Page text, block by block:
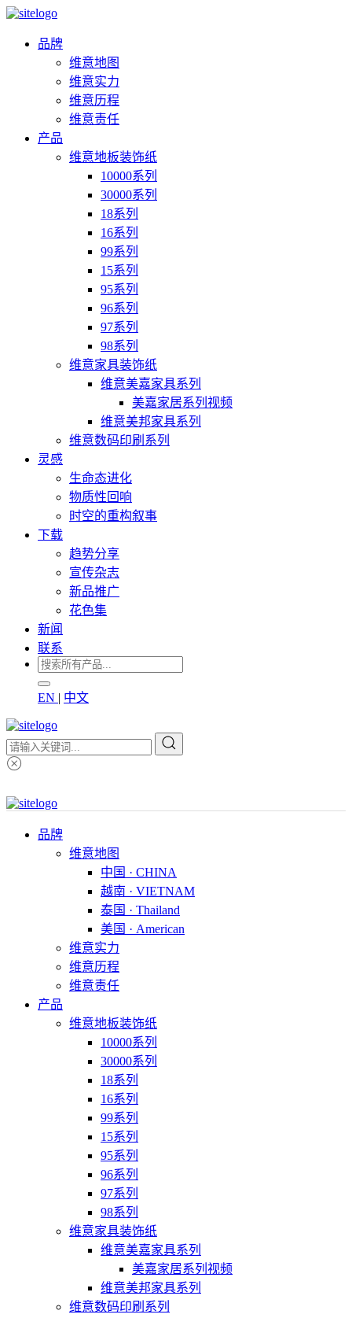
品牌
维意地图
维意实力
维意历程
维意责任
产品
维意地板装饰纸
10000系列
30000系列
18系列
16系列
99系列
15系列
95系列
96系列
97系列
98系列
维意家具装饰纸
维意美嘉家具系列
美嘉家居系列视频
维意美邦家具系列
维意数码印刷系列
灵感
生命态进化
物质性回响
时空的重构叙事
下载
趋势分享
宣传杂志
新品推广
花色集
新闻
联系
EN | 中文
品牌
维意地图
中国 · CHINA
越南 · VIETNAM
泰国 · Thailand
美国 · American
维意实力
维意历程
维意责任
产品
维意地板装饰纸
10000系列
30000系列
18系列
16系列
99系列
15系列
95系列
96系列
97系列
98系列
维意家具装饰纸
维意美嘉家具系列
美嘉家居系列视频
维意美邦家具系列
维意数码印刷系列